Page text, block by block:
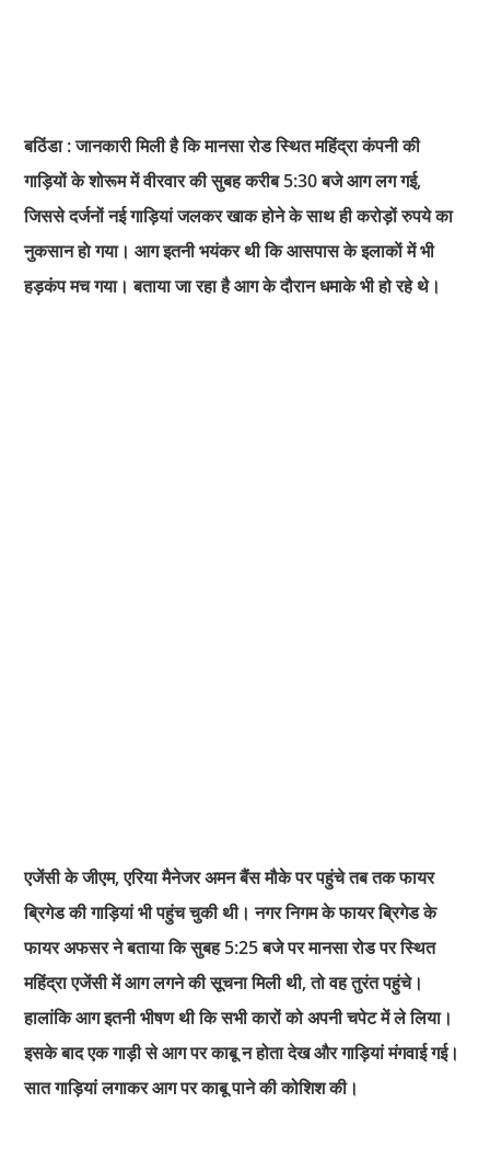
बठिंडा : जानकारी मिली है कि मानसा रोड स्थित महिंद्रा कंपनी की
गाड़ियों के शोरूम में वीरवार की सुबह करीब 5:30 बजे आग लग गई,
जिससे दर्जनों नई गाड़ियां जलकर खाक होने के साथ ही करोड़ों रुपये का
नुकसान हाे गया। आग इतनी भयंकर थी कि आसपास के इलाकाें में भी
हड़कंप मच गया। बताया जा रहा है आग के दौरान धमाके भी हो रहे थे।
एजेंसी के जीएम, एरिया मैनेजर अमन बैंस मौके पर पहुंचे तब तक फायर
ब्रिगेड की गाड़ियां भी पहुंच चुकी थी। नगर निगम के फायर ब्रिगेड के
फायर अफसर ने बताया कि सुबह 5:25 बजे पर मानसा रोड पर स्थित
महिंद्रा एजेंसी में आग लगने की सूचना मिली थी, तो वह तुरंत पहुंचे।
हालांकि आग इतनी भीषण थी कि सभी कारों को अपनी चपेट में ले लिया।
इसके बाद एक गाड़ी से आग पर काबू न होता देख और गाड़ियां मंगवाई गई।
सात गाड़ियां लगाकर आग पर काबू पाने की कोशिश की।